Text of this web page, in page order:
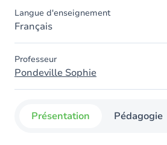
Langue d'enseignement
Français
Professeur
Pondeville Sophie
Présentation Pédagogie